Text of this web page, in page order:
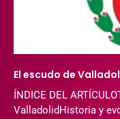
El escudo de
ÍNDICE DEL
ValladolidHistoria y